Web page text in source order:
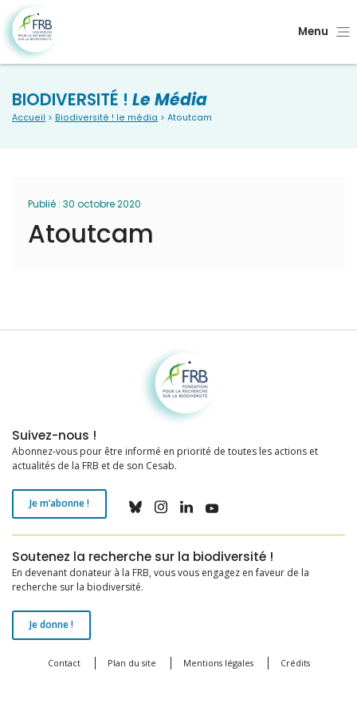
Menu
BIODIVERSITÉ ! Le Média
Accueil > Biodiversité ! le média > Atoutcam
Publié : 30 octobre 2020
Atoutcam
Fondation pour la recherche sur la biodiversité
Suivez-nous !
Abonnez-vous pour être informé en priorité de toutes les actions et
actualités de la FRB et de son Cesab.
Je m’abonne !
Soutenez la recherche sur la biodiversité !
En devenant donateur à la FRB, vous vous engagez en faveur de la
recherche sur la biodiversité.
Je donne !
Contact Plan du site Mentions légales Crédits